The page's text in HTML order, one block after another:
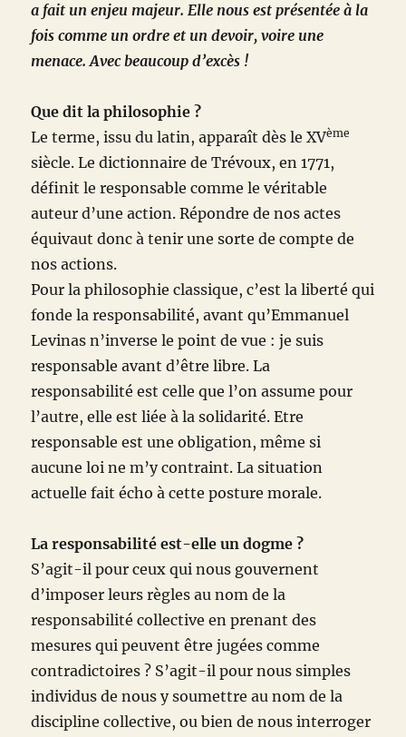
a fait un enjeu majeur. Elle nous est présentée à la
fois comme un ordre et un devoir, voire une
menace. Avec beaucoup d’excès !
Que dit la philosophie ?
Le terme, issu du latin, apparaît dès le XVème
siècle. Le dictionnaire de Trévoux, en 1771,
définit le responsable comme le véritable
auteur d’une action. Répondre de nos actes
équivaut donc à tenir une sorte de compte de
nos actions.
Pour la philosophie classique, c’est la liberté qui
fonde la responsabilité, avant qu’Emmanuel
Levinas n’inverse le point de vue : je suis
responsable avant d’être libre. La
responsabilité est celle que l’on assume pour
l’autre, elle est liée à la solidarité. Etre
responsable est une obligation, même si
aucune loi ne m’y contraint. La situation
actuelle fait écho à cette posture morale.
La responsabilité est-elle un dogme ?
S’agit-il pour ceux qui nous gouvernent
d’imposer leurs règles au nom de la
responsabilité collective en prenant des
mesures qui peuvent être jugées comme
contradictoires ? S’agit-il pour nous simples
individus de nous y soumettre au nom de la
discipline collective, ou bien de nous interroger